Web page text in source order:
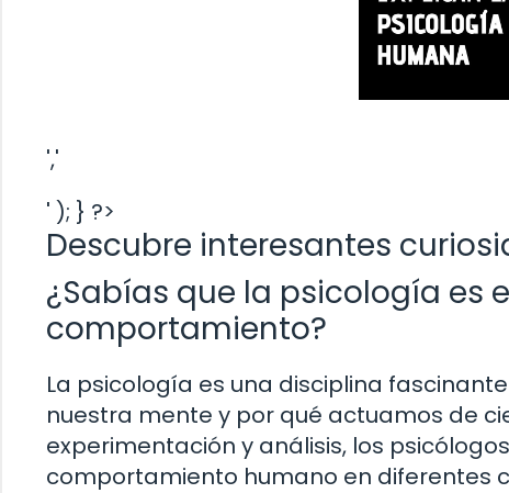
','
' ); } ?>
Descubre interesantes
¿Sabías que la psicología es
comportamiento?
La psicología es una disciplina
nuestra mente y por qué actuamos de
experimentación y análisis, los
comportamiento humano en diferentes